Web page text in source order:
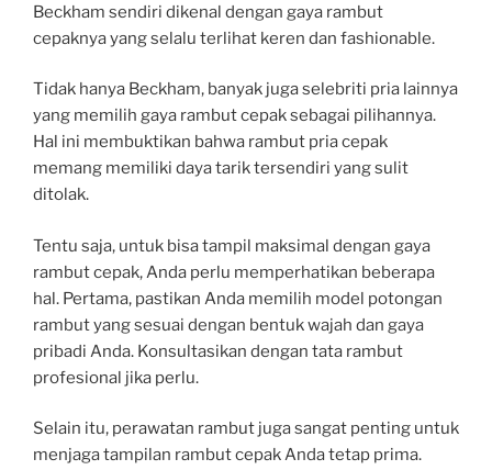
Beckham sendiri dikenal dengan gaya rambut
cepaknya yang selalu terlihat keren dan fashionable.
Tidak hanya Beckham, banyak juga selebriti pria lainnya
yang memilih gaya rambut cepak sebagai pilihannya.
Hal ini membuktikan bahwa rambut pria cepak
memang memiliki daya tarik tersendiri yang sulit
ditolak.
Tentu saja, untuk bisa tampil maksimal dengan gaya
rambut cepak, Anda perlu memperhatikan beberapa
hal. Pertama, pastikan Anda memilih model potongan
rambut yang sesuai dengan bentuk wajah dan gaya
pribadi Anda. Konsultasikan dengan tata rambut
profesional jika perlu.
Selain itu, perawatan rambut juga sangat penting untuk
menjaga tampilan rambut cepak Anda tetap prima.